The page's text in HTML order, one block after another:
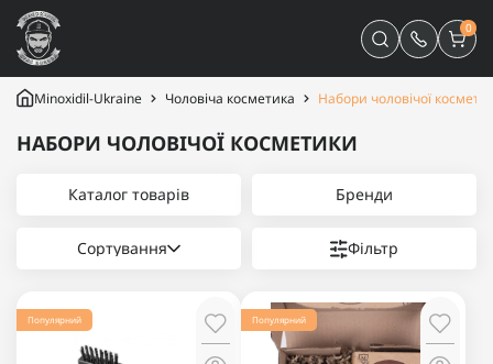
0
Minoxidil-Ukraine Чоловіча косметика Набори чоловічої
НАБОРИ ЧОЛОВІЧОЇ КОСМЕТИКИ
Каталог товарів Бренди
Сортування Фільтр
Популярний Популярний